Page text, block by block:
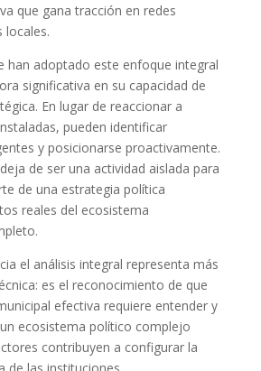
que gana tracción en redes
locales.
han adoptado este enfoque integral
significativa en su capacidad de
En lugar de reaccionar a
pueden identificar
y posicionarse proactivamente.
de ser una actividad aislada para
de una estrategia política
reales del ecosistema
el análisis integral representa más
es el reconocimiento de que
efectiva requiere entender y
ecosistema político complejo
contribuyen a configurar la